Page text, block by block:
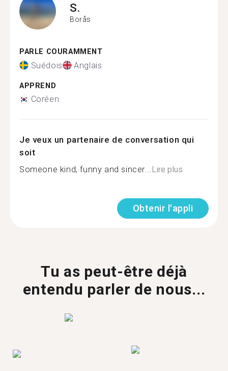
S.
Borås
PARLE COURAMMENT
Suédois Anglais
APPREND
Coréen
Je veux un partenaire de conversation qui
soit
Someone kind, funny and sincer...Lire plus
Obtenir l'appli
Tu as peut-être déjà
entendu parler de nous...